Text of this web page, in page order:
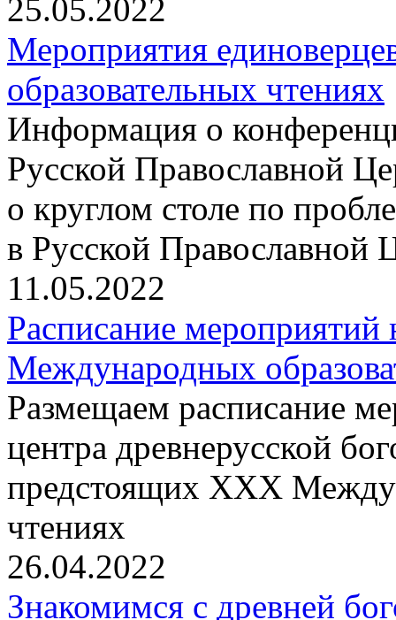
25.05.2022
Мероприятия
образовательных чтениях
Информация о
Русской Православной
о круглом столе по
в Русской Православной
11.05.2022
Расписание
Международных
Размещаем расписание
центра древнерусской
предстоящих XXX
чтениях
26.04.2022
Знакомимся с древней